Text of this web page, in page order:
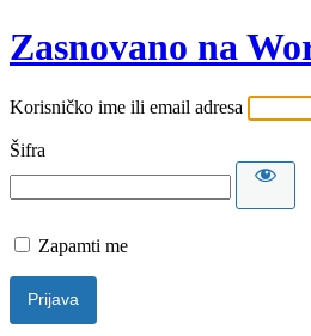
Zasnovano na
Korisničko ime ili email adresa
Šifra
Zapamti me